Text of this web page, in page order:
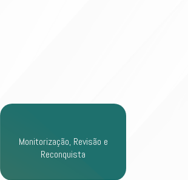
Monitorização, Revisão e
Reconquista